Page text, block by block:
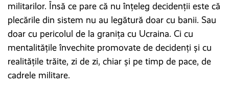
militarilor. Însă ce pare că nu înțeleg decidenții este că
plecările din sistem nu au legătură doar cu banii. Sau
doar cu pericolul de la granița cu Ucraina. Ci cu
mentalitățile învechite promovate de decidenți și cu
realitățile trăite, zi de zi, chiar și pe timp de pace, de
cadrele militare.